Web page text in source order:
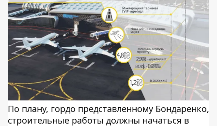
По плану, гордо представленному Бондаренко,
строительные работы должны начаться в